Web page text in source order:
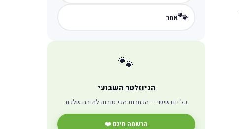
🐾אחר
🐾
הניוזלטר השבועי
כל יום שישי — הכתבות הכי טובות לתיבה שלכם
הרשמה חינם ❤️